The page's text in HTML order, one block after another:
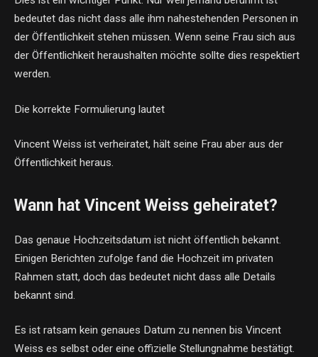
bedeutet das nicht dass alle ihm nahestehenden Personen in
der Öffentlichkeit stehen müssen. Wenn seine Frau sich aus
der Öffentlichkeit heraushalten möchte sollte dies respektiert
werden.
Die korrekte Formulierung lautet
Vincent Weiss ist verheiratet, hält seine Frau aber aus der
Öffentlichkeit heraus.
Wann hat Vincent Weiss geheiratet?
Das genaue Hochzeitsdatum ist nicht öffentlich bekannt.
Einigen Berichten zufolge fand die Hochzeit im privaten
Rahmen statt, doch das bedeutet nicht dass alle Details
bekannt sind.
Es ist ratsam kein genaues Datum zu nennen bis Vincent
Weiss es selbst oder eine offizielle Stellungnahme bestätigt.